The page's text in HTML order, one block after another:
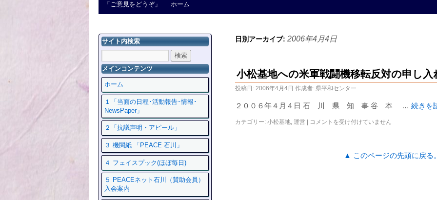
「ご意見をどうぞ」 ホーム
日別アーカイブ: 2006年4月4日
小松基地への米軍戦闘機移転反対の申し入
投稿日: 2006年4月4日 作成者: 県平和センター
２００６年４月４日 石 川 県 知 事 谷 本 … 続きを
カテゴリー: 小松基地, 運営 コメントを受け付けていません
▲ このページの先頭に戻
サイト内検索
メインコンテンツ
ホーム
１「当面の日程･活動報告･情報･
NewsPaper」
２「抗議声明・アピール」
３ 機関紙 「PEACE 石川」
４ フェイスプック(ほぼ毎日)
５ PEACEネット石川（賛助会員）
入会案内